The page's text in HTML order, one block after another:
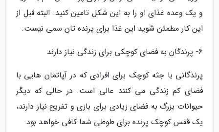
و یک وعده غذای او را به این شکل تامین کنید. البته قبل از
این کار مطمئن شوید این غذا برای پرنده تان سمی نیست.
6- پرندگان به فضای کوچکی برای زندگی نیاز دارند
پرندگانی با جثه کوچک برای افرادی که در آپاتمان هایی با
فضای کم زندگی می کنند عالی است. در حالی که دیگر
حیوانات بزرگ به فضای زیادی برای بازی و تفریح نیاز دارند،
یک قفس کوچک پرنده برای طوطی شما کافی خواهد بود.